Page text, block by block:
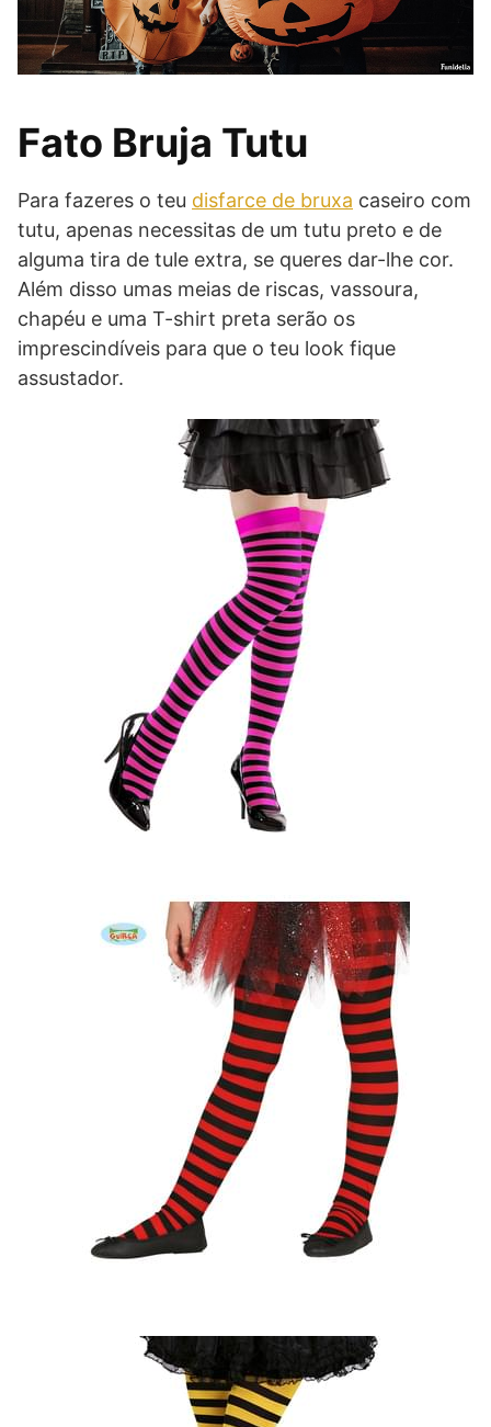
Fato Bruja Tutu
Para fazeres o teu disfarce de bruxa caseiro com
tutu, apenas necessitas de um tutu preto e de
alguma tira de tule extra, se queres dar-lhe cor.
Além disso umas meias de riscas, vassoura,
chapéu e uma T-shirt preta serão os
imprescindíveis para que o teu look fique
assustador.